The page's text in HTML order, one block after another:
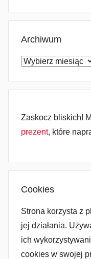
Archiwum
Archiwum
Zaskocz bliskich!
prezent, które
Cookies
Strona korzysta z
jej działania.
ich
cookies w swojej